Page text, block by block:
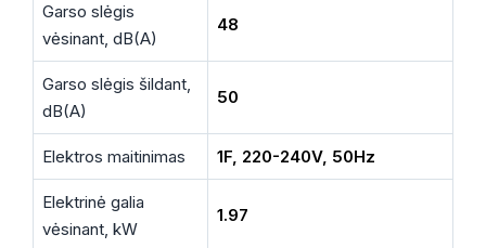
Garso slėgis
vėsinant, dB(A)
48
Garso slėgis šildant,
dB(A)
50
Elektros maitinimas 1F, 220-240V, 50Hz
Elektrinė galia
vėsinant, kW
1.97